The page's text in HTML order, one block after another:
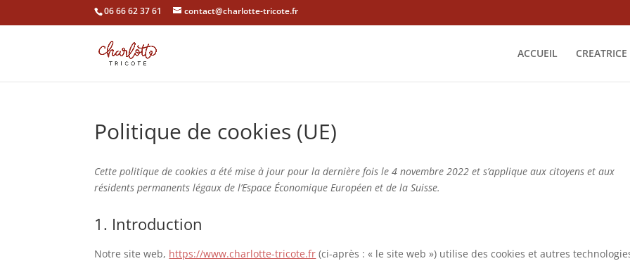
06 66 62 37 61 contact@charlotte-tricote.fr
ACCUEIL CREATRICE
Politique de cookies (UE)
Cette politique de cookies a été mise à jour pour la dernière fois le 4 novembre 2022 et s’applique aux citoyens et aux
résidents permanents légaux de l’Espace Économique Européen et de la Suisse.
1. Introduction
Notre site web, https://www.charlotte-tricote.fr (ci-après : « le site web ») utilise des cookies et autres